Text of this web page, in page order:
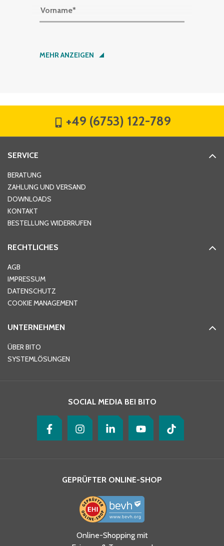
Vorname*
Nachname*
Hausnummer
Ort*
Telefon
Ja, ich habe die
Datenschutzhinweise gelesen
MEHR ANZEIGEN
+49 (6753) 122-789
SERVICE
BERATUNG
ZAHLUNG UND VERSAND
DOWNLOADS
KONTAKT
BESTELLUNG WIDERRUFEN
RECHTLICHES
AGB
IMPRESSUM
DATENSCHUTZ
COOKIE MANAGEMENT
UNTERNEHMEN
ÜBER BITO
SYSTEMLÖSUNGEN
SOCIAL MEDIA BEI BITO
GEPRÜFTER ONLINE-SHOP
Online-Shopping mit